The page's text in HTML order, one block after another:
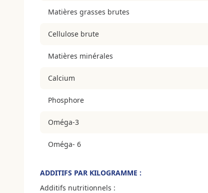
Matières grasses brutes
Cellulose brute
Matières minérales
Calcium
Phosphore
Oméga-3
Oméga- 6
ADDITIFS PAR KILOGRAMME :
Additifs nutritionnels :